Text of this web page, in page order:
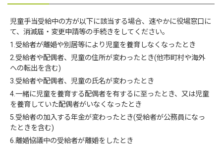
児童手当受給中の方が以下に該当する場合、速やかに役場窓口に
て、消滅届・変更申請等の手続きをしてください。
1.受給者が離婚や別居等により児童を養育しなくなったとき
2.受給者や配偶者、児童の住所が変わったとき(他市町村や海外
への転出を含む)
3.受給者や配偶者、児童の氏名が変わったとき
4.一緒に児童を養育する配偶者を有するに至ったとき、又は児童
を養育していた配偶者がいなくなったとき
5.受給者の加入する年金が変わったとき(受給者が公務員になっ
たときを含む)
6.離婚協議中の受給者が離婚をしたとき